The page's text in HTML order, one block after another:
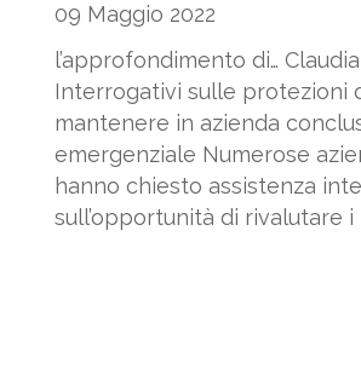
09 Maggio 2022
l’approfondimento di…
Interrogativi sulle protezioni
mantenere in azienda
emergenziale Numerose
hanno chiesto assistenza
sull’opportunità di rivalutare